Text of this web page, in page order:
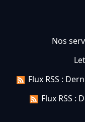
Nos
Flux RSS :
Flux RSS :